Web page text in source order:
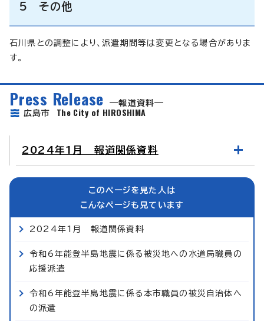
5 その他
石川県との調整により、派遣期間等は変更となる場合がありま
す。
Press Release
報道資料
広島市 The City of HIROSHIMA
2024年1月 報道関係資料
このページを見た人は
こんなページも見ています
2024年1月 報道関係資料
令和6年能登半島地震に係る被災地への水道局職員の
応援派遣
令和6年能登半島地震に係る本市職員の被災自治体へ
の派遣